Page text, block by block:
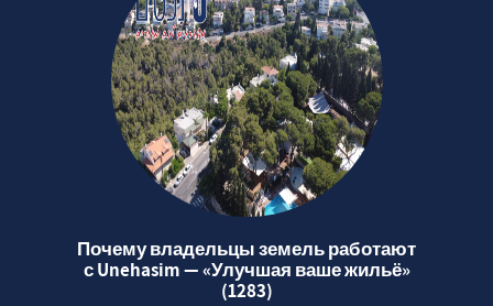
Почему владельцы земель работают
с Unehasim — «Улучшая ваше жильё»
(1283)